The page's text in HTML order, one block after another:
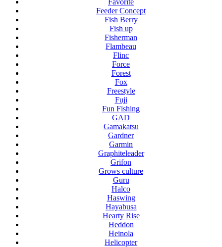
Favorite
Feeder Concept
Fish Berry
Fish up
Fisherman
Flambeau
Flinc
Force
Forest
Fox
Freestyle
Fuji
Fun Fishing
GAD
Gamakatsu
Gardner
Garmin
Graphiteleader
Grifon
Grows culture
Guru
Halco
Haswing
Hayabusa
Hearty Rise
Heddon
Heinola
Helicopter